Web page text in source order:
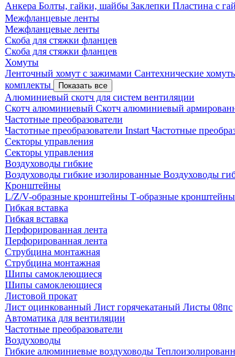
Анкера Болты, гайки, шайбы Заклепки Пластина с
Межфланцевые ленты
Межфланцевые ленты
Скоба для стяжки фланцев
Скоба для стяжки фланцев
Хомуты
Ленточный хомут с зажимами Сантехнические
комплекты
Показать все
Алюминиевый скотч для систем вентиляции
Скотч алюминиевый Скотч алюминиевый
Частотные преобразователи
Частотные преобразователи Instart Частотные
Секторы управления
Секторы управления
Воздуховоды гибкие
Воздуховоды гибкие изолированные Воздуховоды
Кронштейны
L/Z/V-образные кронштейны Т-образные кронштейны
Гибкая вставка
Гибкая вставка
Перфорированная лента
Перфорированная лента
Струбцина монтажная
Струбцина монтажная
Шипы самоклеющиеся
Шипы самоклеющиеся
Листовой прокат
Лист оцинкованный Лист горячекатаный Листы 08пс
Автоматика для вентиляции
Частотные преобразователи
Воздуховоды
Гибкие алюминиевые воздуховоды